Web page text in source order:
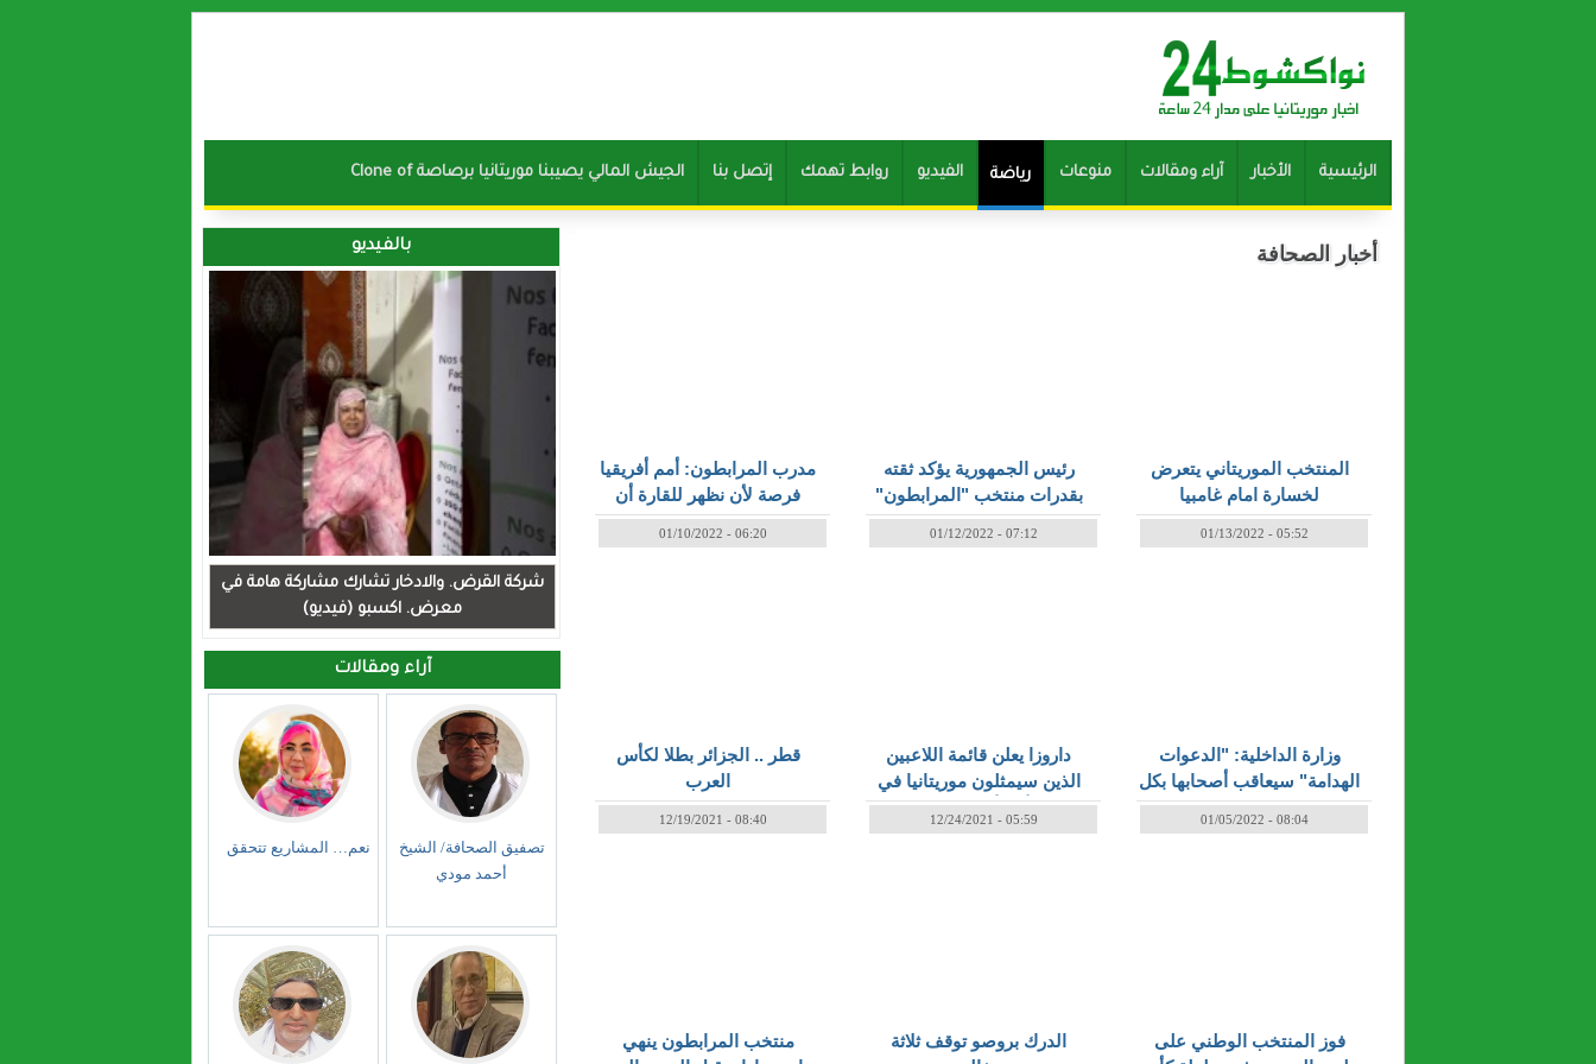
الرئيسية الأخبار آراء ومقالات منوعات رياضة الفيديو روابط تهمك إتصل بنا Clone of الجيش المالي يصيبنا موريتانيا برصاصة
أخبار الصحافة
المنتخب الموريتاني يتعرض
لخسارة امام غامبيا
01/13/2022 - 05:52
رئيس الجمهورية يؤكد ثقته
بقدرات منتخب "المرابطون"
(تغردة)
01/12/2022 - 07:12
مدرب المرابطون: أمم أفريقيا
فرصة لأن نظهر للقارة أن
موريتانيا تنضج كرويًا
01/10/2022 - 06:20
وزارة الداخلية: "الدعوات
الهدامة" سيعاقب أصحابها بكل
صرامة وحزم
01/05/2022 - 08:04
داروزا يعلن قائمة اللاعبين
الذين سيمثلون موريتانيا في
كأس أمم إفريقيا
12/24/2021 - 05:59
قطر .. الجزائر بطلا لكأس
العرب
12/19/2021 - 08:40
فوز المنتخب الوطني على
الدرك بروصو توقف ثلاثة
منتخب المرابطون ينهي
بالفيديو
شركة القرض. والادخار تشارك مشاركة هامة في
معرض. اكسبو (فيديو)
آراء ومقالات
تصفيق الصحافة/ الشيخ
أحمد مودي
نعم… المشاريع تتحقق